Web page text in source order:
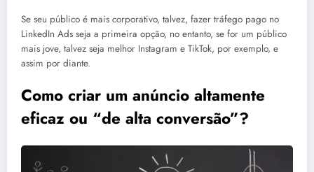
Se seu público é mais corporativo, talvez, fazer tráfego pago no
LinkedIn Ads seja a primeira opção, no entanto, se for um público
mais jove, talvez seja melhor Instagram e TikTok, por exemplo, e
assim por diante.
Como criar um anúncio altamente
eficaz ou “de alta conversão”?